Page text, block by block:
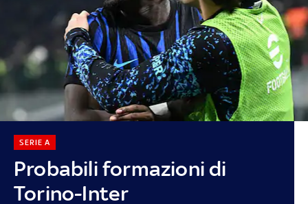
Probabili formazioni di
Torino-Inter
SERIE A